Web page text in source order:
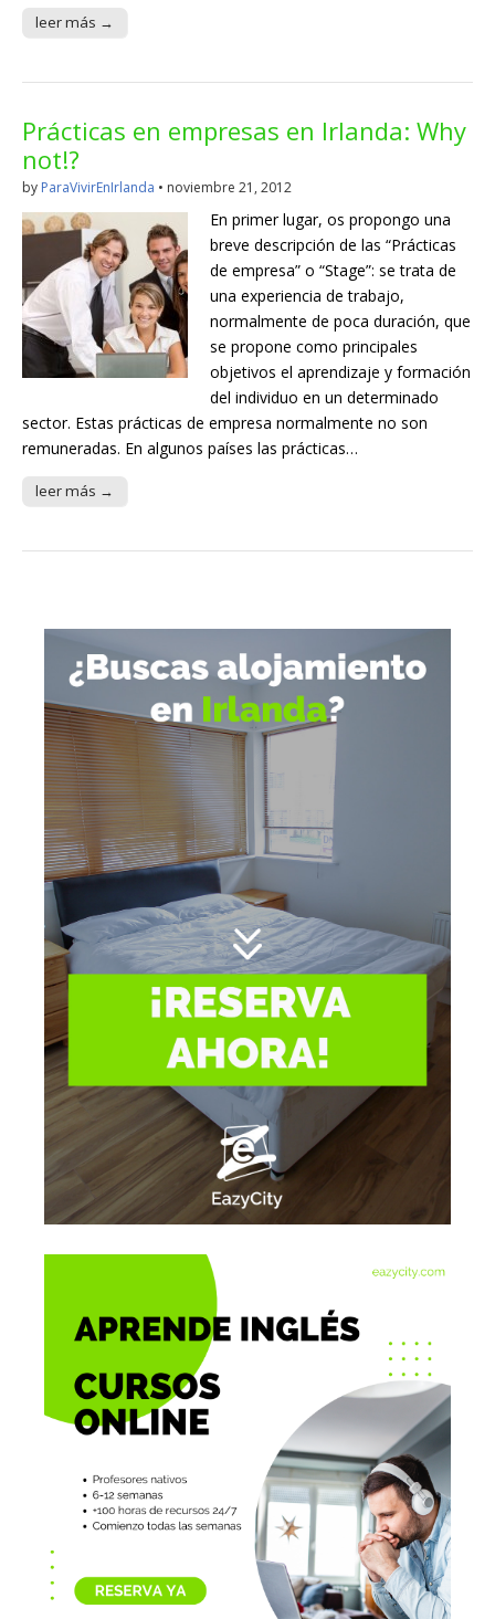
leer más →
Prácticas en empresas en Irlanda: Why
not!?
by ParaVivirEnIrlanda • noviembre 21, 2012
En primer lugar, os propongo una
breve descripción de las “Prácticas
de empresa” o “Stage”: se trata de
una experiencia de trabajo,
normalmente de poca duración, que
se propone como principales
objetivos el aprendizaje y formación
del individuo en un determinado
sector. Estas prácticas de empresa normalmente no son
remuneradas. En algunos países las prácticas…
leer más →